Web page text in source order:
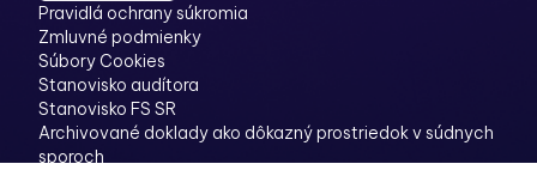
Pravidlá ochrany súkromia
Zmluvné podmienky
Súbory Cookies
Stanovisko audítora
Stanovisko FS SR
Archivované doklady ako dôkazný prostriedok v súdnych
sporoch